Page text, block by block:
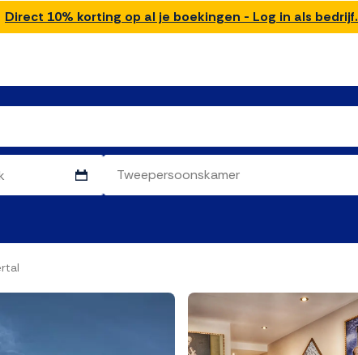
Direct 10% korting op al je boekingen - Log in als bedrijf.